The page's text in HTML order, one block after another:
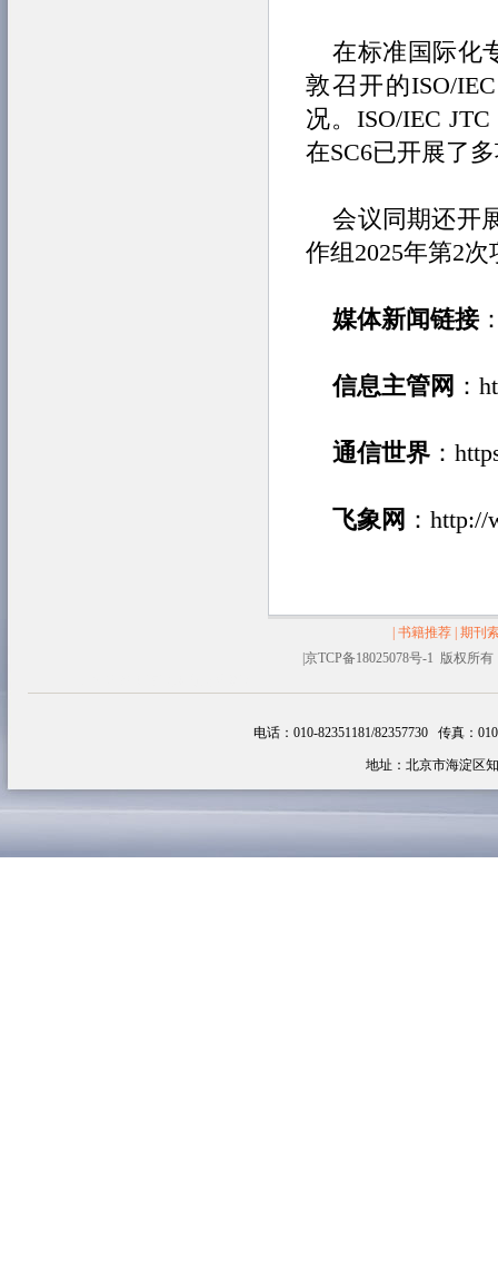
在标准国际化
敦召开的ISO/
况。ISO/IEC
在SC6已开展了
会议同期还开
作组2025年第2
媒体新闻链接
信息主管网 ：
通信世界 ：
飞象网 ：http://
|书籍推荐 |期刊
|京TCP备18025078号-1 版权所
电话：010-82351181/82357730 传真：
地址：北京市海淀区